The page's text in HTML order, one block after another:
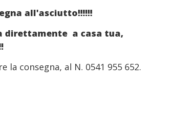
all'asciutto!!!!!!
direttamente a casa tua,
la consegna, al N. 0541 955 652.